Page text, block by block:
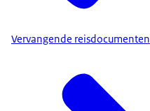
Vervangende reisdocumenten